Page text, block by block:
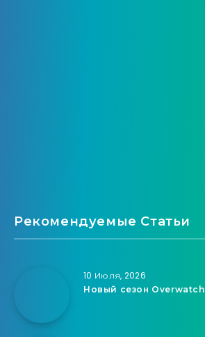
Рекомендуемые Статьи
10 Июля, 2026
Новый сезон Overwatch